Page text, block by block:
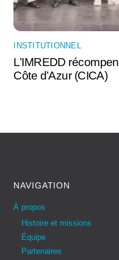
INSTITUTIONNEL
L’IMREDD
Côte d’Azur (CICA)
NAVIGATION
À propos
Histoire et missions
Équipe
Partenaires